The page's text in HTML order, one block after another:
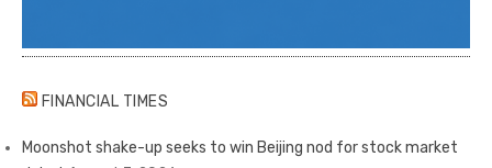
FINANCIAL TIMES
Moonshot shake-up seeks to win Beijing nod for stock market